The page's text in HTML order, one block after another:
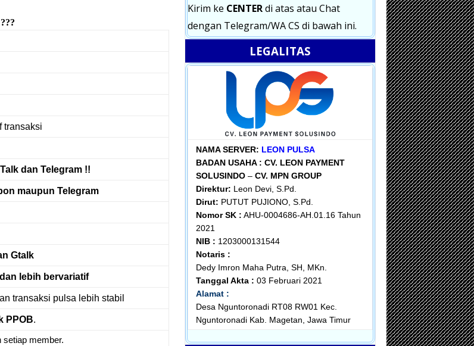
???
transaksi
dan Telegram !!
maupun Telegram
Gtalk
lebih bervariatif
transaksi pulsa lebih stabil
PPOB.
setiap member.
Kirim ke CENTERdi atas atau Chat
dengan Telegram/WA CS di bawah ini.
LEGALITAS
NAMA SERVER: LEON PULSA
BADAN USAHA : CV. LEON PAYMENT
SOLUSINDO – CV. MPN GROUP
Direktur: Leon Devi, S.Pd.
Dirut: PUTUT PUJIONO, S.Pd.
Nomor SK : AHU-0004686-AH.01.16 Tahun
2021
NIB : 1203000131544
Notaris :
Dedy Imron Maha Putra, SH, MKn.
Tanggal Akta : 03 Februari 2021
Alamat :
Desa Nguntoronadi RT08 RW01 Kec.
Nguntoronadi Kab. Magetan, Jawa Timur